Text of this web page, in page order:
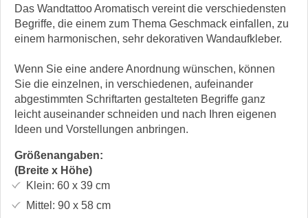
Das Wandtattoo Aromatisch vereint die verschiedensten
Begriffe, die einem zum Thema Geschmack einfallen, zu
einem harmonischen, sehr dekorativen Wandaufkleber.
Wenn Sie eine andere Anordnung wünschen, können
Sie die einzelnen, in verschiedenen, aufeinander
abgestimmten Schriftarten gestalteten Begriffe ganz
leicht auseinander schneiden und nach Ihren eigenen
Ideen und Vorstellungen anbringen.
Größenangaben:
(Breite x Höhe)
Klein: 60 x 39 cm
Mittel: 90 x 58cm